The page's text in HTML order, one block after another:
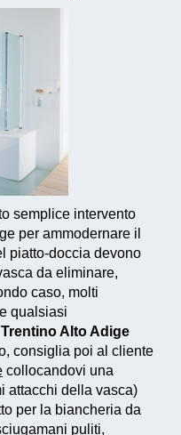
semplice intervento
per ammodernare il
piatto-doccia devono
da eliminare,
caso, molti
qualsiasi
Alto Adige
consiglia poi al cliente
collocandovi una
attacchi della vasca)
per la biancheria da
puliti,